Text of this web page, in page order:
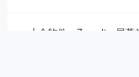
小众软件，ZoomIt，屏